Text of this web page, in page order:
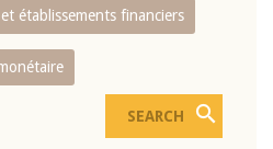
établissements financiers